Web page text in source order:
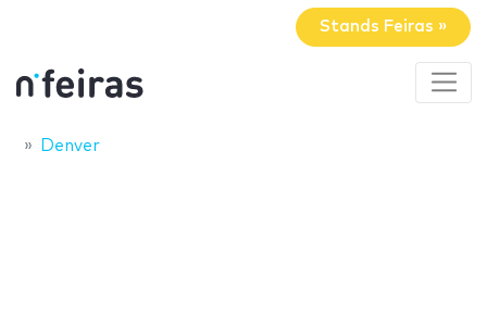
Stands Feiras »
Denver